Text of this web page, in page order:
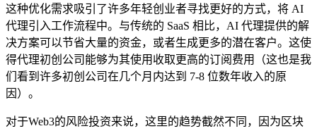
这种优化需求吸引了许多年轻创业者寻找更好的方式，将 AI
代理引入工作流程中。与传统的 SaaS 相比，AI 代理提供的解
决方案可以节省大量的资金，或者生成更多的潜在客户。这使
得代理初创公司能够为其使用收取更高的订阅费用（这也是我
们看到许多初创公司在几个月内达到 7-8 位数年收入的原
因）。
对于Web3的风险投资来说，这里的趋势截然不同，因为区块